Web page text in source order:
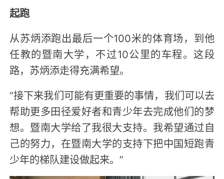
起跑
从苏炳添跑出最后一个100米的体育场，到他
任教的暨南大学，不过10公里的车程。这段
路，苏炳添走得充满希望。
“接下来我们可能有更重要的事情，我们可以去
帮助更多田径爱好者和青少年去完成他们的梦
想。暨南大学给了我很大支持。我希望通过自
己的努力，在暨南大学的支持下把中国短跑青
少年的梯队建设做起来。”